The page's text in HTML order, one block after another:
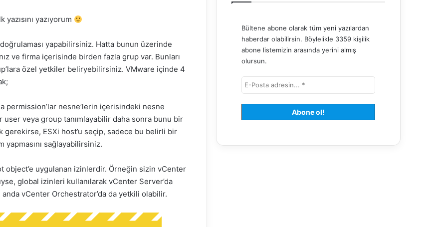
yazıyorum
yapabilirsiniz. Hatta bunun üzerinde
ve firma içerisinde birden fazla grup var. Bunları
özel yetkiler beliryebilirsiniz. VMware içinde 4
permission’lar nesne’lerin içerisindeki nesne
veya group tanımlayabilir daha sonra bunu bir
ESXi host’u seçip, sadece bu belirli bir
yapmasını sağlayabilirsiniz.
object’e uygulanan izinlerdir. Örneğin sizin vCenter
global izinleri kullanılarak vCenter Server’da
vCenter Orchestrator’da da yetkili olabilir.
Bültene abone olarak tüm yeni yazılardan
haberdar olabilirsin. Böylelikle 3359 kişilik
abone listemizin arasında yerini almış
olursun.